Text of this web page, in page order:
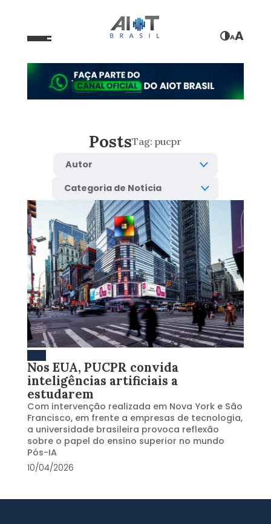
AA
PostsTag:pucpr
Nos EUA, PUCPR convida
inteligências artificiais a
estudarem
Com intervenção realizada em Nova York e São
Francisco, em frente a empresas de tecnologia,
a universidade brasileira provoca reflexão
sobre o papel do ensino superior no mundo
Pós-IA
10/04/2026